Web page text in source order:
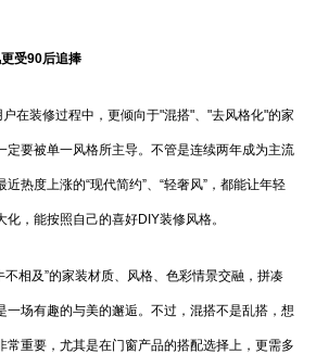
受90后追捧
在装修过程中，更倾向于"混搭"、"去风格化"的家
定要被单一风格所主导。不管是连续两年成为主流
热度上涨的“现代简约”、“轻奢风”，都能让年轻
，能按照自己的喜好DIY装修风格。
相及”的家装材质、风格、色彩情景交融，拼凑
一场有趣的与美的邂逅。不过，混搭不是乱搭，想
常重要，尤其是在门窗产品的搭配选择上，更需多